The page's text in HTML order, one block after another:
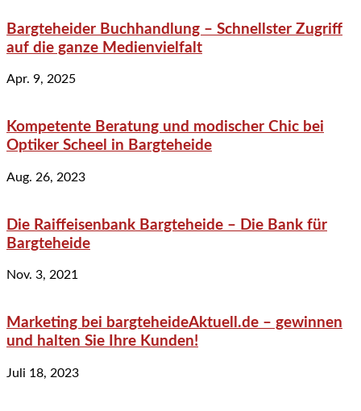
Bargteheider Buchhandlung – Schnellster Zugriff
auf die ganze Medienvielfalt
Apr. 9, 2025
Kompetente Beratung und modischer Chic bei
Optiker Scheel in Bargteheide
Aug. 26, 2023
Die Raiffeisenbank Bargteheide – Die Bank für
Bargteheide
Nov. 3, 2021
Marketing bei bargteheideAktuell.de – gewinnen
und halten Sie Ihre Kunden!
Juli 18, 2023